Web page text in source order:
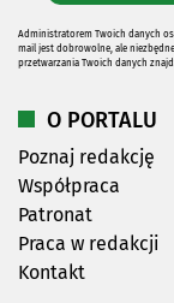
Administratorem Twoich danych
mail jest dobrowolne, ale
przetwarzania Twoich danych
O PORTALU
Poznaj redakcję
Współpraca
Patronat
Praca w redakcji
Kontakt